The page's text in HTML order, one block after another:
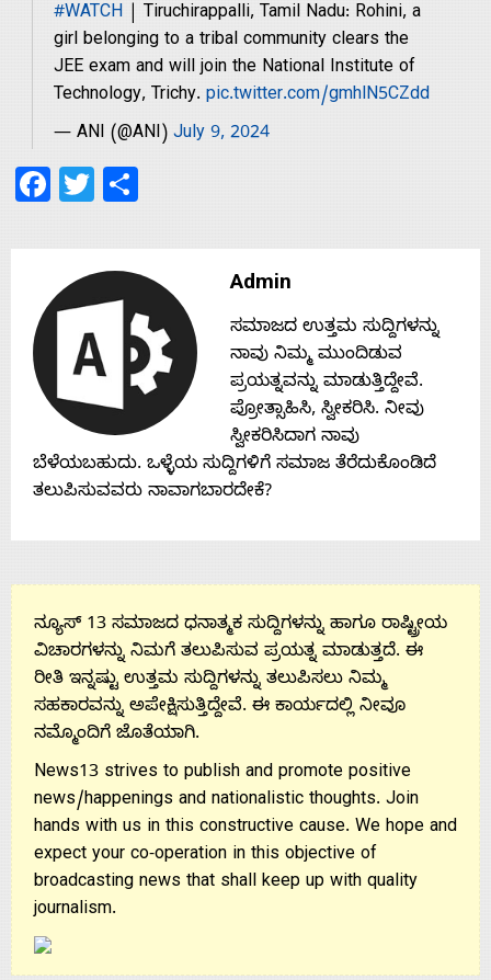
Contact
Us
#WATCH | Tiruchirappalli, Tamil Nadu: Rohini, a
girl belonging to a tribal community clears the
JEE exam and will join the National Institute of
Technology, Trichy.pic.twitter.com/gmhlN5CZdd
— ANI (@ANI)July 9, 2024
Facebook
Twitter
Admin
ಸಮಾಜದ ಉತ್ತಮ ಸುದ್ದಿಗಳನ್ನು
ನಾವು ನಿಮ್ಮ ಮುಂದಿಡುವ
ಪ್ರಯತ್ನವನ್ನು ಮಾಡುತ್ತಿದ್ದೇವೆ.
ಪ್ರೋತ್ಸಾಹಿಸಿ, ಸ್ವೀಕರಿಸಿ. ನೀವು
ಸ್ವೀಕರಿಸಿದಾಗ ನಾವು
ಬೆಳೆಯಬಹುದು. ಒಳ್ಳೆಯ ಸುದ್ದಿಗಳಿಗೆ ಸಮಾಜ ತೆರೆದುಕೊಂಡಿದೆ
ತಲುಪಿಸುವವರು ನಾವಾಗಬಾರದೇಕೆ?
ನ್ಯೂಸ್ 13 ಸಮಾಜದ ಧನಾತ್ಮಕ ಸುದ್ದಿಗಳನ್ನು ಹಾಗೂ ರಾಷ್ಟ್ರೀಯ
ವಿಚಾರಗಳನ್ನು ನಿಮಗೆ ತಲುಪಿಸುವ ಪ್ರಯತ್ನ ಮಾಡುತ್ತದೆ. ಈ
ರೀತಿ ಇನ್ನಷ್ಟು ಉತ್ತಮ ಸುದ್ದಿಗಳನ್ನು ತಲುಪಿಸಲು ನಿಮ್ಮ
ಸಹಕಾರವನ್ನು ಅಪೇಕ್ಷಿಸುತ್ತಿದ್ದೇವೆ. ಈ ಕಾರ್ಯದಲ್ಲಿ ನೀವೂ
ನಮ್ಮೊಂದಿಗೆ ಜೊತೆಯಾಗಿ.
News13 strives to publish and promote positive
news/happenings and nationalistic thoughts. Join
hands with us in this constructive cause. We hope and
expect your co-operation in this objective of
broadcasting news that shall keep up with quality
journalism.